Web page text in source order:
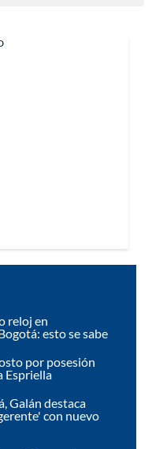
reloj en
esto se sabe
por posesión
Espriella
Galán destaca
con nuevo